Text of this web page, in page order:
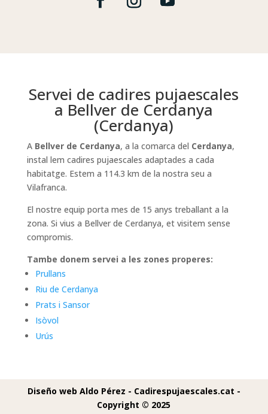
Servei de cadires pujaescales
a Bellver de Cerdanya
(Cerdanya)
A Bellver de Cerdanya, a la comarca del Cerdanya,
instal lem cadires pujaescales adaptades a cada
habitatge. Estem a 114.3 km de la nostra seu a
Vilafranca.
El nostre equip porta mes de 15 anys treballant a la
zona. Si vius a Bellver de Cerdanya, et visitem sense
compromis.
Tambe donem servei a les zones properes:
Prullans
Riu de Cerdanya
Prats i Sansor
Isòvol
Urús
Diseño web Aldo Pérez - Cadirespujaescales.cat -
Copyright © 2025